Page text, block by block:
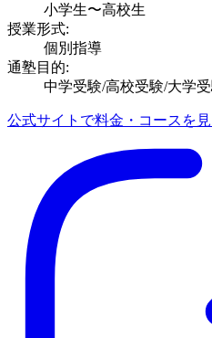
小学生〜高校生
授業形式:
個別指導
通塾目的:
中学受験/高校受験/大学
公式サイトで料金・コースを見